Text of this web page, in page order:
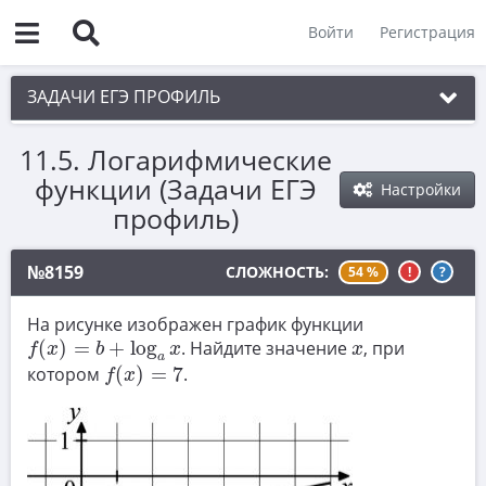
Войти Регистрация
ЗАДАЧИ ЕГЭ ПРОФИЛЬ
1. Планиметрия
2. Векторы
3. Стереометрия
4. Классическое определение вероятности
5. Теория вероятностей
6. Уравнения
7. Нахождение значений выражений
8. Производная
9. Задачи прикладного содержания
Настройки
11.5. Логарифмические
функции (Задачи ЕГЭ
профиль)
№8159 СЛОЖНОСТЬ: 54 % ! ?
На рисунке изображен график функции
f(x) = b + loga x
f(x)=b+log ax . Найдите значение x
x, при
котором f(x) = 7
f(x)=7 .